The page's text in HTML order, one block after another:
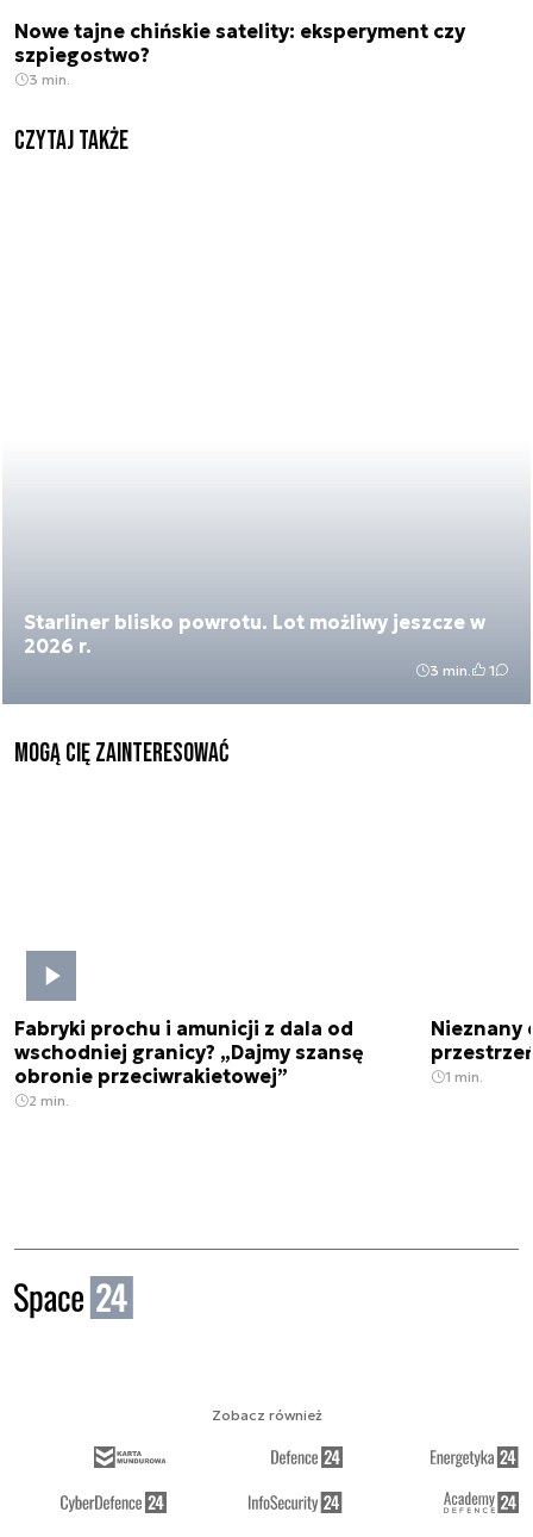
Nowe tajne chińskie satelity: eksperyment czy
szpiegostwo?
3 min.
Czytaj także
Starliner blisko powrotu. Lot możliwy jeszcze w
2026 r.
3 min. 1
Mogą Cię zainteresować
Fabryki prochu i amunicji z dala od
wschodniej granicy? „Dajmy szansę
obronie przeciwrakietowej”
2 min.
Nieznany
1 min.
Zobacz również